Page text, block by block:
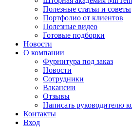
Полезные статьи и советы
Портфолио от клиентов
Полезные видео
Готовые подборки
Новости
О компании
Фурнитура под заказ
Новости
Сотрудники
Вакансии
Отзывы
Написать руководителю
Контакты
Вход